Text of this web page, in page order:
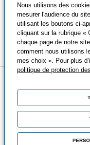
Qui sommes-nous ?
Nos partenaires
Nos certifications et
Nous utilisons des
mesurer l'audience du
utilisant les boutons ci-
cliquant sur la rubrique «
chaque page de notre
comment nous utilisons
mes choix ». Pour plus
politique de protection